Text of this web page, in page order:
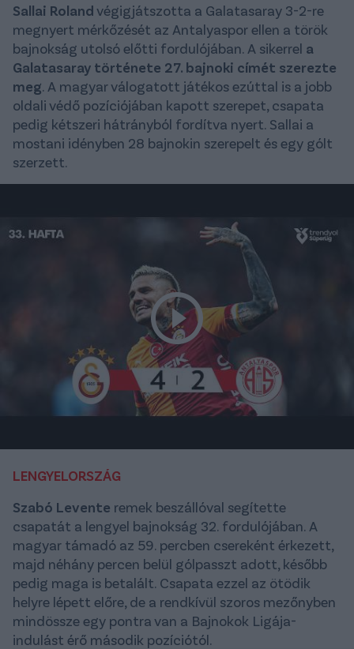
Sallai Rolandvégigjátszotta a Galatasaray 3-2-re
megnyert mérkőzését az Antalyaspor ellen a török
bajnokság utolsó előtti fordulójában. A sikerrel a
Galatasaray története 27. bajnoki címét szerezte
meg. A magyar válogatott játékos ezúttal is a jobb
oldali védő pozíciójában kapott szerepet, csapata
pedig kétszeri hátrányból fordítva nyert. Sallai a
mostani idényben 28 bajnokin szerepelt és egy gólt
szerzett.
LENGYELORSZÁG
Szabó Levente remek beszállóval segítette
csapatát a lengyel bajnokság 32. fordulójában. A
magyar támadó az 59. percben csereként érkezett,
majd néhány percen belül gólpasszt adott, később
pedig maga is betalált. Csapata ezzel az ötödik
helyre lépett előre, de a rendkívül szoros mezőnyben
mindössze egy pontra van a Bajnokok Ligája-
indulást érő második pozíciótól.